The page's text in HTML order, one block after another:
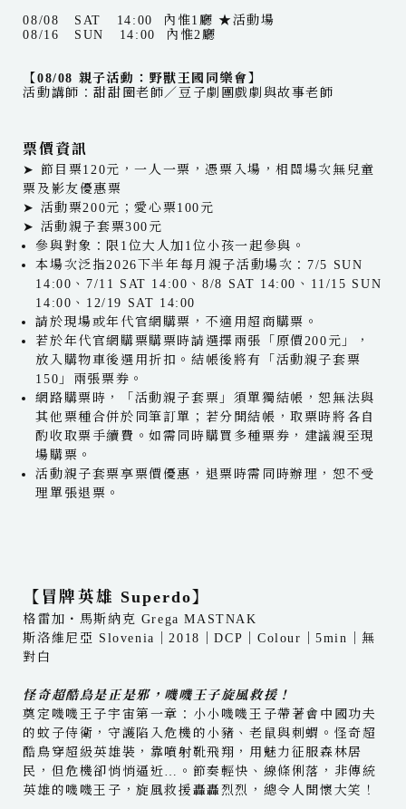
08/08 SAT 14:00 內惟1廳 ★活動場
08/16 SUN 14:00 內惟2廳
【08/08 親子活動：野獸王國同樂會】
活動講師：甜甜圈老師／豆子劇團戲劇與故事老師
票價資訊
➤ 節目票120元，一人一票，憑票入場，相關場次無兒童
票及影友優惠票
➤ 活動票200元；愛心票100元
➤ 活動親子套票300元
參與對象：限1位大人加1位小孩一起參與。
本場次泛指2026下半年每月親子活動場次：7/5 SUN
14:00、7/11 SAT 14:00、8/8 SAT 14:00、11/15 SUN
14:00、12/19 SAT 14:00
請於現場或年代官網購票，不適用超商購票。
若於年代官網購票購票時請選擇兩張「原價200元」，
放入購物車後選用折扣。結帳後將有「活動親子套票
150」兩張票券。
網路購票時，「活動親子套票」須單獨結帳，恕無法與
其他票種合併於同筆訂單；若分開結帳，取票時將各自
酌收取票手續費。如需同時購買多種票券，建議親至現
場購票。
活動親子套票享票價優惠，退票時需同時辦理，恕不受
理單張退票。
【冒牌英雄 Superdo】
格雷加・馬斯納克 Grega MASTNAK
斯洛維尼亞 Slovenia｜2018｜DCP｜Colour｜5min｜無
對白
怪奇超酷鳥是正是邪，嘰嘰王子旋風救援！
奠定嘰嘰王子宇宙第一章：小小嘰嘰王子帶著會中國功夫
的蚊子侍衛，守護陷入危機的小豬、老鼠與刺蝟。怪奇超
酷鳥穿超級英雄裝，靠噴射靴飛翔，用魅力征服森林居
民，但危機卻悄悄逼近…。節奏輕快、線條俐落，非傳統
英雄的嘰嘰王子，旋風救援轟轟烈烈，總令人開懷大笑！